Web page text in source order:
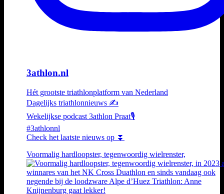
3athlon.nl
Hét grootste triathlonplatform van Nederland
Dagelijks triathlonnieuws ✍️
Wekelijkse podcast 3athlon Praat🎙️
#3athlonnl
Check het laatste nieuws op ⏬
Voormalig hardloopster, tegenwoordig wielrenster,